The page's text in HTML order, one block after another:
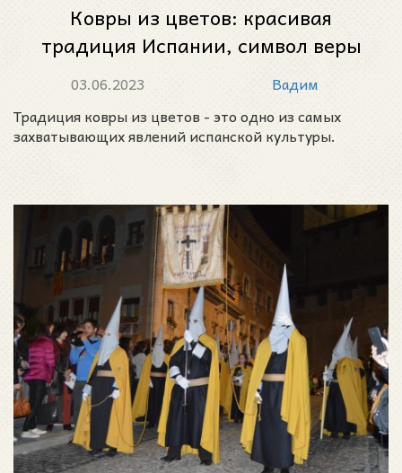
Ковры из цветов: красивая
традиция Испании, символ веры
и солидарности
03.06.2023
Вадим
Традиция ковры из цветов - это одно из самых
захватывающих явлений испанской культуры.